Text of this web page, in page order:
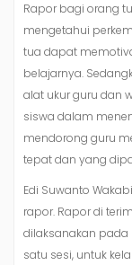
Rapor bagi orang
mengetahui
tua dapat
belajarnya.
alat ukur guru dan
siswa dalam
mendorong guru
tepat dan yang
Edi Suwanto
rapor. Rapor di
dilaksanakan pada
satu sesi, untuk